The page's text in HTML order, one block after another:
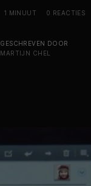
1 MINUUT 0 REACTIES
GESCHREVEN DOOR
MARTIJN CHEL